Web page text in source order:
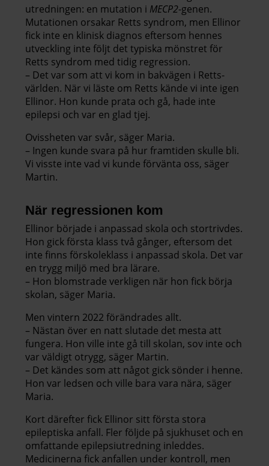
utredningen: en mutation i MECP2-genen.
Mutationen orsakar Retts syndrom, men Ellinor
fick inte en klinisk diagnos eftersom hennes
utveckling inte följt det typiska mönstret för
Retts syndrom med tidig regression.
– Det var som att vi kom in bakvägen i Retts-
världen. När vi läste om Retts kände vi inte igen
Ellinor. Hon kunde prata och gå, hade inte
epilepsi och var en glad tjej.
Ovissheten var svår, säger Maria.
– Ingen kunde svara på hur framtiden skulle bli.
Vi visste inte vad vi kunde förvänta oss, säger
Martin.
När regressionen kom
Ellinor började i anpassad skola och stortrivdes.
Hon gick första klass två gånger, eftersom det
inte finns förskoleklass i anpassad skola. Det var
en trygg miljö med bra lärare.
– Hon blomstrade verkligen när hon fick börja
skolan, säger Maria.
Men vintern 2022 förändrades allt.
– Nästan över en natt slutade det mesta att
fungera. Hon ville inte gå till skolan, sov inte och
var väldigt otrygg, säger Martin.
– Det kändes som att något gick sönder i henne.
Hon var ledsen och ville bara vara nära, säger
Maria.
Kort därefter fick Ellinor sitt första stora
epileptiska anfall. Fler följde på sjukhuset och en
omfattande epilepsiutredning inleddes.
Medicinerna fick anfallen under kontroll, men